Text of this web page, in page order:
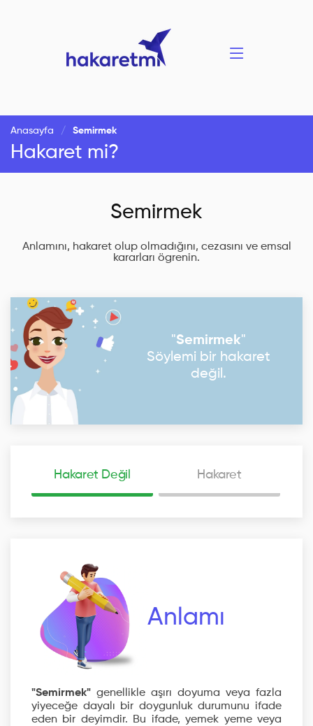
Anasayfa Semirmek
Hakaret mi?
Semirmek
Anlamını, hakaret olup olmadığını, cezasını ve emsal
kararları ögrenin.
"Semirmek"
Söylemi bir hakaret
değil.
Hakaret Değil Hakaret
Anlamı
"Semirmek" genellikle aşırı doyuma veya fazla
yiyeceğe dayalı bir doygunluk durumunu ifade
eden bir deyimdir. Bu ifade, yemek yeme veya